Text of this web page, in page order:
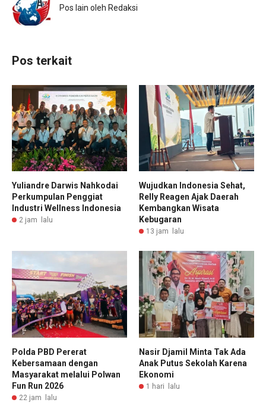
Pos lain oleh Redaksi
Pos terkait
Yuliandre Darwis Nahkodai
Perkumpulan Penggiat
Industri Wellness Indonesia
2 jam lalu
Wujudkan Indonesia Sehat,
Relly Reagen Ajak Daerah
Kembangkan Wisata
Kebugaran
13 jam lalu
Polda PBD Pererat
Kebersamaan dengan
Masyarakat melalui Polwan
Fun Run 2026
22 jam lalu
Nasir Djamil Minta Tak Ada
Anak Putus Sekolah Karena
Ekonomi
1 hari lalu